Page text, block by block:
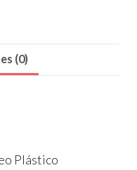
(0)
Plástico